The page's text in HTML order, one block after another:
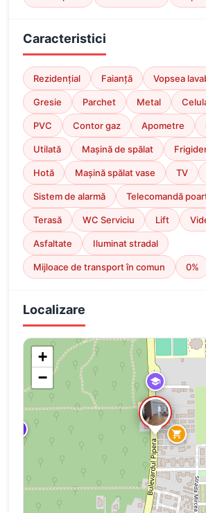
Caracteristici
Rezidențial Faianță Vopsea
Gresie Parchet Metal
PVC Contor gaz Apometre
Utilată Mașină de spălat
Hotă Mașină spălat vase TV
Sistem de alarmă Telecomandă
Terasă WC Serviciu Lift
Asfaltate Iluminat stradal
Mijloace de transport în comun 0%
Localizare
+
−